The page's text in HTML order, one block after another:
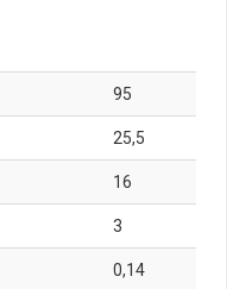
95
25,5
16
3
0,14